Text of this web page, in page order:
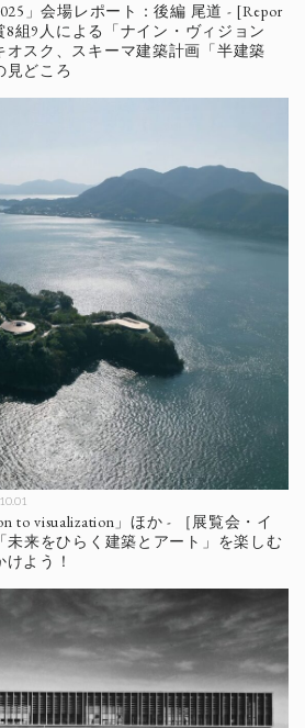
」会場レポート：後編 尾道 - [Repor
組9人による「ナイン・ヴィジョン
オスク、スキーマ建築計画「半建築
見どころ
to visualization」ほか - ［展覧会・イ
未来をひらく建築とアート」を楽しむ
よう！